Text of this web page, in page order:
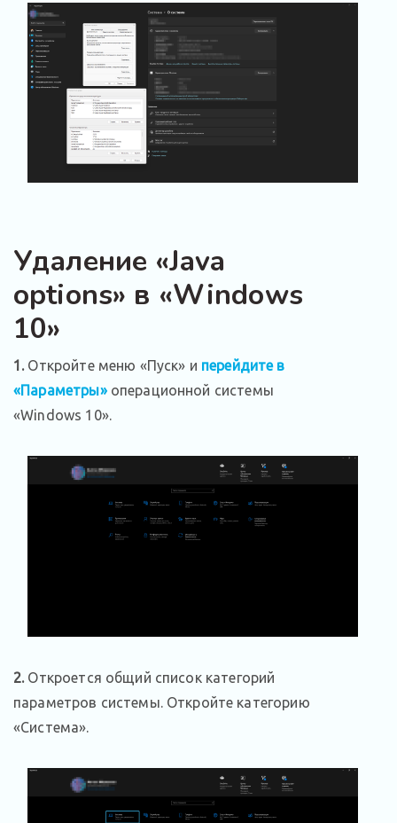
Удаление «Java
options» в «Windows
10»
1. Откройте меню «Пуск» и перейдите в
«Параметры»операционной системы
«Windows 10».
2.Откроется общий список категорий
параметров системы. Откройте категорию
«Система».